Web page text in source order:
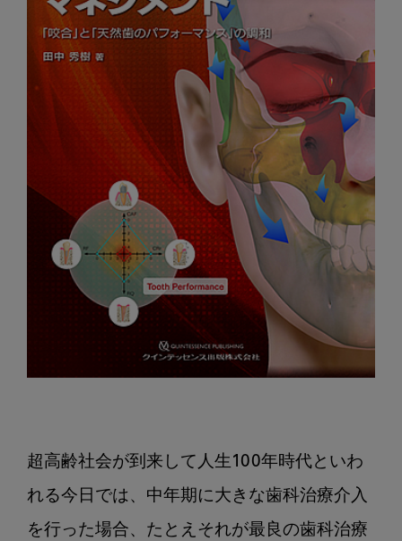
超高齢社会が到来して人生100年時代といわ
れる今日では、中年期に大きな歯科治療介入
を行った場合、たとえそれが最良の歯科治療